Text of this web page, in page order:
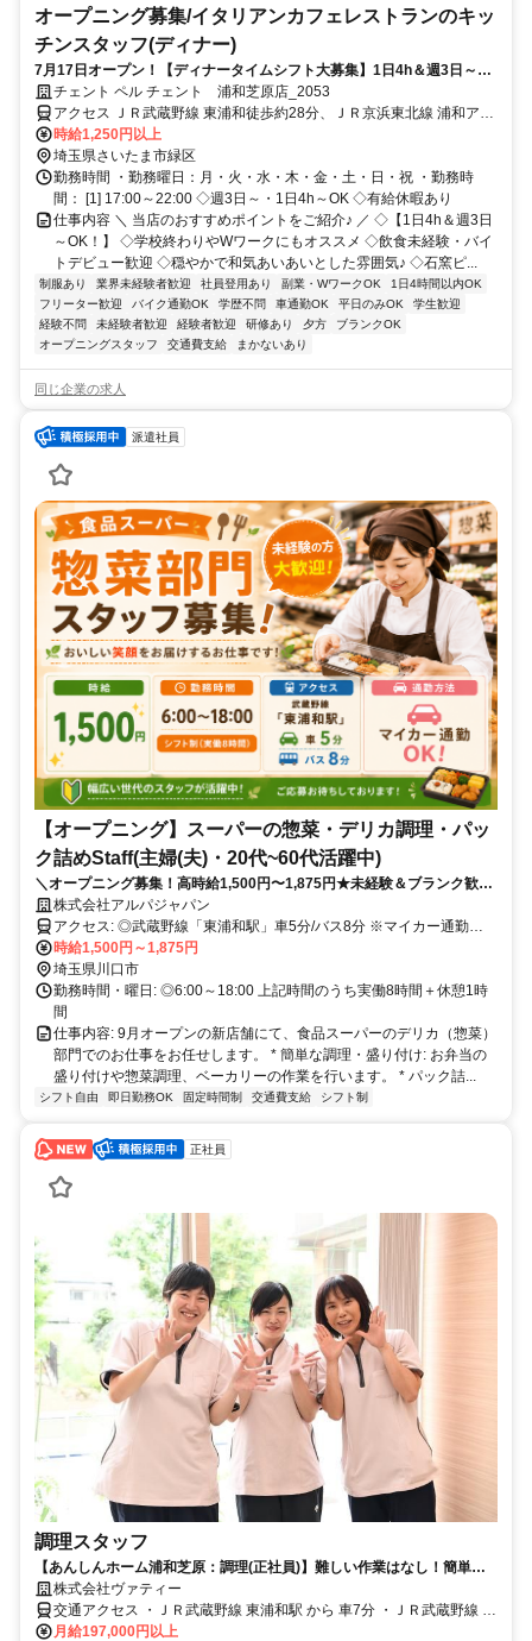
オープニング募集/イタリアンカフェレストランのキッ
チンスタッフ(ディナー)
7月17日オープン！【ディナータイムシフト大募集】1日4h＆週3日～
OK◇短時間・Wワーク可◇未経験歓迎・学生さん・フリーターさん歓迎
◇交通費(ガソリン代)支給あり！ランチタイムはおしゃれなカフェ♪ディ
ナータイムはお酒も楽しめる落ち着いたレストランへ！
チェント ペル チェント 浦和芝原店_2053
アクセス ＪＲ武蔵野線 東浦和徒歩約28分、ＪＲ京浜東北線 浦和アト
レ北口徒歩約53分、埼玉高速鉄道線 浦和美園1番口徒歩約52分 浦和
駅からバス8分、バス停「芝原一丁目」から徒歩1分・東浦和駅からバ
ス15分、バス停「芝原」から徒歩1分／国道463号沿い
時給1,250円以上
埼玉県さいたま市緑区
勤務時間 ・勤務曜日：月・火・水・木・金・土・日・祝 ・勤務時
間： [1] 17:00～22:00 ◇週3日～・1日4h～OK ◇有給休暇あり
仕事内容 ＼ 当店のおすすめポイントをご紹介♪ ／ ◇【1日4h＆週3日
～OK！】 ◇学校終わりやWワークにもオススメ ◇飲食未経験・バイ
トデビュー歓迎 ◇穏やかで和気あいあいとした雰囲気♪ ◇石窯ピ...
制服あり 業界未経験者歓迎 社員登用あり 副業・WワークOK
1日4時間以内OK
フリーター歓迎
バイク通勤OK 学歴不問 車通勤OK 平日のみOK
学生歓迎
経験不問
未経験者歓迎 経験者歓迎 研修あり 夕方
ブランクOK
オープニングスタッフ
交通費支給 まかないあり
同じ企業の求人
派遣社員
【オープニング】スーパーの惣菜・デリカ調理・パッ
ク詰めStaff(主婦(夫)・20代~60代活躍中)
＼オープニング募集！高時給1,500円〜1,875円★未経験＆ブランク歓迎
／ 株式会社アルパジャパン
アクセス: ◎武蔵野線「東浦和駅」車5分/バス8分 ※マイカー通勤
OK！
時給1,500円～1,875円
埼玉県川口市
勤務時間・曜日: ◎6:00～18:00 上記時間のうち実働8時間＋休憩1時
間
仕事内容: 9月オープンの新店舗にて、食品スーパーのデリカ（惣菜）
部門でのお仕事をお任せします。 * 簡単な調理・盛り付け: お弁当の
盛り付けや惣菜調理、ベーカリーの作業を行います。 * パック詰...
シフト自由 即日勤務OK 固定時間制 交通費支給 シフト制
正社員
調理スタッフ
【あんしんホーム浦和芝原：調理(正社員)】難しい作業はなし！簡単で
美味しいごはんを提供
株式会社ヴァティー
交通アクセス ・ＪＲ武蔵野線 東浦和駅 から 車7分 ・ＪＲ武蔵野線 東
月給197,000円以上